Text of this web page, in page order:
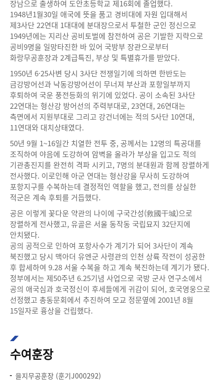
장남으로 출생하여 도안초등학교 제16회에 졸업했다.
1948년1월30일 애국에 뜻을 품고 경비대에 자원 입대해서
제3사단 22연대 1대대에 분대장으로서 투철한 군인 정신으로
1949년에는 지리산 공비토벌에 참전하여 공은 기발한 지략으로
공비9명을 일망타진한 바 있어 국방부 장관으로부터
화랑무공훈장과 2계급특진, 부상 및 특별휴가를 받았다.
1950년 6·25사변 당시 3사단 전쟁일기에 의하면 한반도는
금강방어선과 낙동강방어선이 무너져 부산과 포항일부까지
후퇴하여 국운 풍전등화의 위기에 있었다. 공이 소속된 3사단
22연대는 형산강 방어선의 주력부대로, 23연대, 26연대는
측면에서 지원부대로 그리고 강건너에는 적의 5사단 10연대,
11연대와 대치상태였다.
50년 9월 1~16일간 치열한 전투 중, 공께서는 12명의 특공대를
조직하여 야음에 도강하여 암벽을 올라가 부상을 입고도 적의
기관총진지를 완전히 격파 시키고, 7명의 분대원과 함께 장렬하게
전사했다. 이로인해 아군 연대는 형산강을 무사히 도강하여
포항지구를 수복하는데 결정적인 역할을 했고, 전의를 상실한
적군은 계속 후퇴를 거듭했다.
공은 이렇게 꽃다운 약관의 나이에 구국간성(救國干城)으로
장렬하게 전사했고, 유골은 서울 동작동 국립묘지 32단지에
안치됐다.
공의 공적으로 인하여 포항사수가 계기가 되어 3사단이 계속
북진했고 당시 맥아더 유엔군 사령관의 인천 상륙 작전이 성공한
후 합세하여 9.28 서울 수복을 하고 계속 북진하는데 계기가 됐다.
정부에서는 제50주년 6.25기념 사업으로 국방 군사 연구소에서
공의 애국심과 호국정신이 후세들에게 귀감이 되어, 호국영웅으로
선정했고 총동문회에서 추진하여 모교 정문옆에 2001년 8월
15일자로 흉상을 건립했다.
수여훈장
을지무공훈장 (훈기J000292)